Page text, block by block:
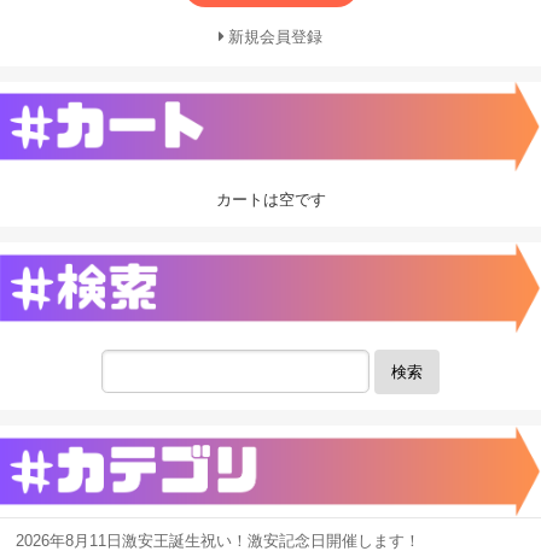
新規会員登録
カートは空です
検索
2026年8月11日激安王誕生祝い！激安記念日開催します！